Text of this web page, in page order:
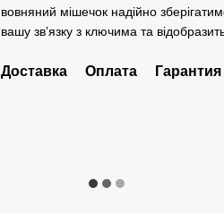
вовняний мішечок надійно
вашу зв’язку з ключима та
Доставка Оплата Гарантия